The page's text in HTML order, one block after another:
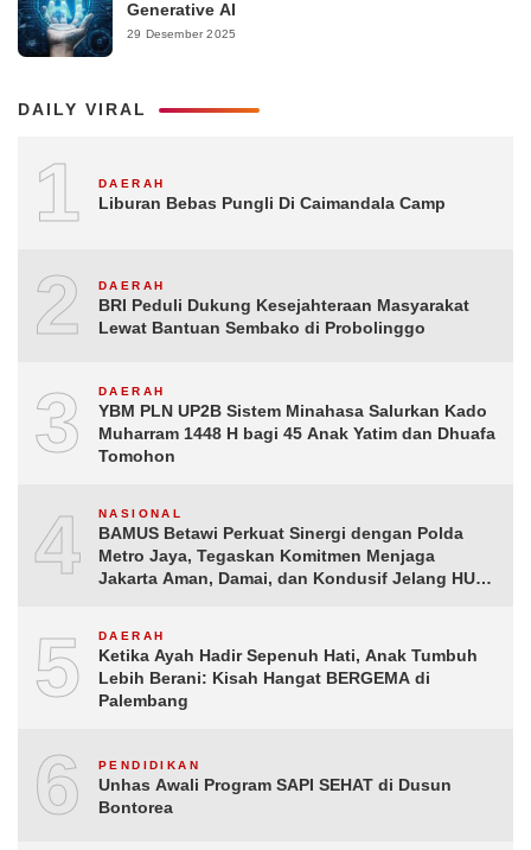
Generative AI
29 Desember 2025
DAILY VIRAL
1 DAERAH
Liburan Bebas Pungli Di Caimandala Camp
2 DAERAH
BRI Peduli Dukung Kesejahteraan Masyarakat
Lewat Bantuan Sembako di Probolinggo
3 DAERAH
YBM PLN UP2B Sistem Minahasa Salurkan Kado
Muharram 1448 H bagi 45 Anak Yatim dan Dhuafa
Tomohon
4 NASIONAL
BAMUS Betawi Perkuat Sinergi dengan Polda
Metro Jaya, Tegaskan Komitmen Menjaga
Jakarta Aman, Damai, dan Kondusif Jelang HUT
5 DAERAH
Ketika Ayah Hadir Sepenuh Hati, Anak Tumbuh
Lebih Berani: Kisah Hangat BERGEMA di
Palembang
6 PENDIDIKAN
Unhas Awali Program SAPI SEHAT di Dusun
Bontorea